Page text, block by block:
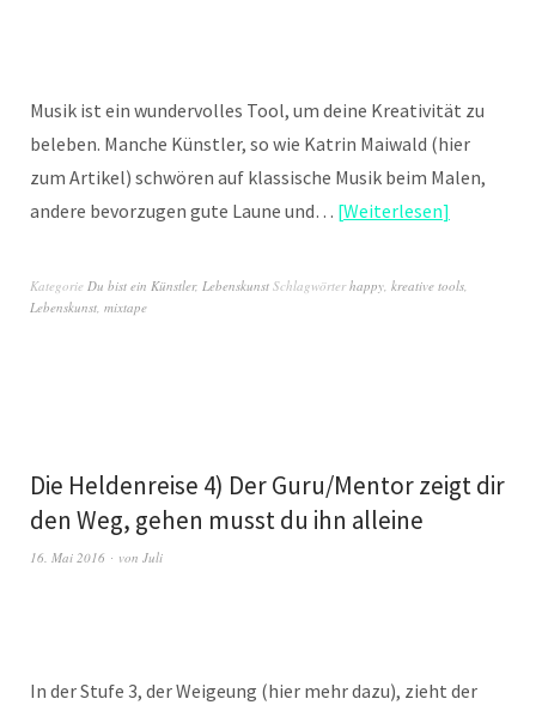
Musik ist ein wundervolles Tool, um deine Kreativität zu
beleben. Manche Künstler, so wie Katrin Maiwald (hier
zum Artikel) schwören auf klassische Musik beim Malen,
andere bevorzugen gute Laune und… Weiterlesen
Kategorie Du bist ein Künstler, Lebenskunst Schlagwörterhappy, kreative tools,
Lebenskunst, mixtape
Die Heldenreise 4) Der Guru/Mentor zeigt dir
den Weg, gehen musst du ihn alleine
16. Mai 2016 von Juli
In der Stufe 3, der Weigeung (hier mehr dazu), zieht der